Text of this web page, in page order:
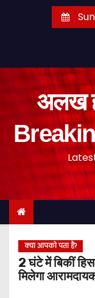
अलख
क्या आपको पता हैं?
2 घंटे में बिकीं
मिलेगा